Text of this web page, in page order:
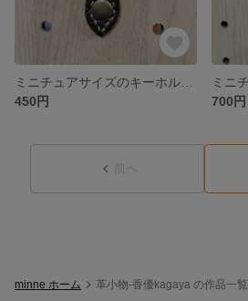
450円
700円
前へ
minne ホーム 革小物-香優kagaya の作品一覧